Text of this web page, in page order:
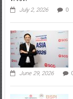
June 29, 2026